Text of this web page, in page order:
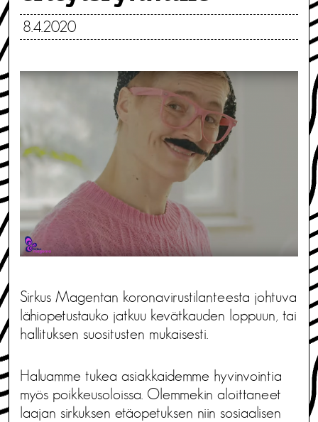
8.4.2020
Sirkus Magentan koronavirustilanteesta johtuva
lähiopetustauko jatkuu kevätkauden loppuun, tai
hallituksen suositusten mukaisesti.
Haluamme tukea asiakkaidemme hyvinvointia
myös poikkeusoloissa. Olemmekin aloittaneet
laajan sirkuksen etäopetuksen niin sosiaalisen